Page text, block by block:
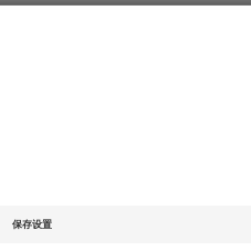
活动页面、版权声明和条款。,